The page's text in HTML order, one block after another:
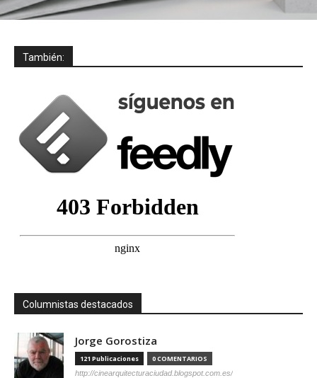
También:
Columnistas destacados
Jorge Gorostiza
121 Publicaciones 0 COMENTARIOS
http://cinearquitecturaciudad.blogspot.com.es/